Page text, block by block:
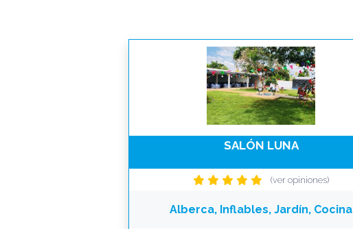
SALÓN LUNA
(ver opiniones)
Alberca, Inflables, Jardín, Cocina